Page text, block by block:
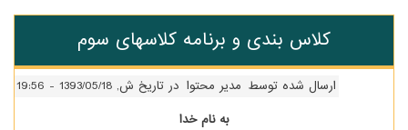
جبرانی
کلاس بندی و برنامه کلاسهای سوم
ارسال شده توسطمدیر محتوادر تاریخ ش, 1393/05/18 - 19:56
به نام خدا